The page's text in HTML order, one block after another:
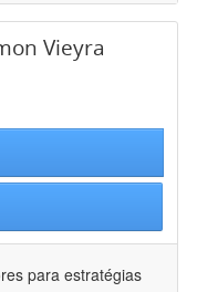
Vieyra
para estratégias